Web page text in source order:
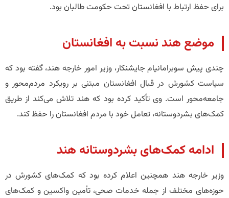
برای حفظ ارتباط با افغانستان تحت حکومت طالبان بود.
موضع هند نسبت به افغانستان
چندی پیش سوبرامانیام جایشنکار، وزیر امور خارجه هند، گفته بود که
سیاست کشورش در قبال افغانستان مبتنی بر رویکرد مردم‌محور و
جامعه‌محور است. وی تأکید کرده بود که هند تلاش می‌کند از طریق
کمک‌های بشردوستانه، تعامل خود با مردم افغانستان را حفظ کند.
ادامه کمک‌های بشردوستانه هند
وزیر خارجه هند همچنین اعلام کرده بود که کمک‌های کشورش در
حوزه‌های مختلف از جمله خدمات صحی، تأمین واکسین و کمک‌های